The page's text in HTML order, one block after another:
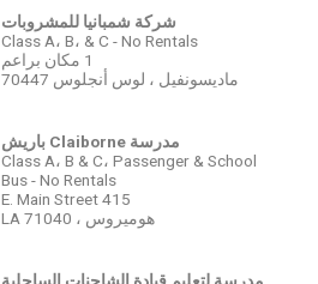
شركة شمبانيا للمشروبات
Class A، B، & C - No Rentals
1 مكان براعم
ماديسونفيل ، لوس أنجلوس 70447
مدرسة Claiborne باريش
Class A، B & C، Passenger & School
Bus - No Rentals
415 E. Main Street
هوميروس ، LA 71040